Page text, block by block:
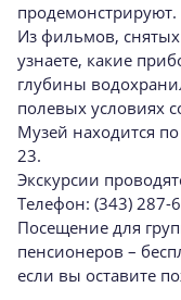
продемонстрируют.
Из фильмов,
узнаете, какие
глубины
полевых условиях
Музей находится
23.
Экскурсии
Телефон: (343) 287-
Посещение для
пенсионеров –
если вы оставите